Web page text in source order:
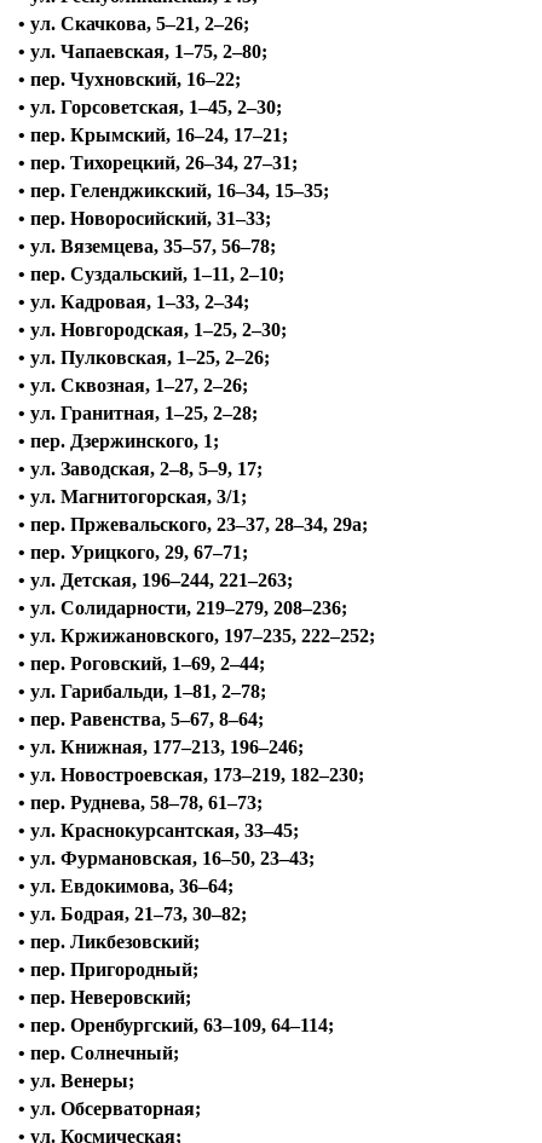
• ул. Скачкова, 5–21, 2–26;
• ул. Чапаевская, 1–75, 2–80;
• пер. Чухновский, 16–22;
• ул. Горсоветская, 1–45, 2–30;
• пер. Крымский, 16–24, 17–21;
• пер. Тихорецкий, 26–34, 27–31;
• пер. Геленджикский, 16–34, 15–35;
• пер. Новоросийский, 31–33;
• ул. Вяземцева, 35–57, 56–78;
• пер. Суздальский, 1–11, 2–10;
• ул. Кадровая, 1–33, 2–34;
• ул. Новгородская, 1–25, 2–30;
• ул. Пулковская, 1–25, 2–26;
• ул. Сквозная, 1–27, 2–26;
• ул. Гранитная, 1–25, 2–28;
• пер. Дзержинского, 1;
• ул. Заводская, 2–8, 5–9, 17;
• ул. Магнитогорская, 3/1;
• пер. Пржевальского, 23–37, 28–34, 29а;
• пер. Урицкого, 29, 67–71;
• ул. Детская, 196–244, 221–263;
• ул. Солидарности, 219–279, 208–236;
• ул. Кржижановского, 197–235, 222–252;
• пер. Роговский, 1–69, 2–44;
• ул. Гарибальди, 1–81, 2–78;
• пер. Равенства, 5–67, 8–64;
• ул. Книжная, 177–213, 196–246;
• ул. Новостроевская, 173–219, 182–230;
• пер. Руднева, 58–78, 61–73;
• ул. Краснокурсантская, 33–45;
• ул. Фурмановская, 16–50, 23–43;
• ул. Евдокимова, 36–64;
• ул. Бодрая, 21–73, 30–82;
• пер. Ликбезовский;
• пер. Пригородный;
• пер. Неверовский;
• пер. Оренбургский, 63–109, 64–114;
• пер. Солнечный;
• ул. Венеры;
• ул. Обсерваторная;
• ул. Космическая;